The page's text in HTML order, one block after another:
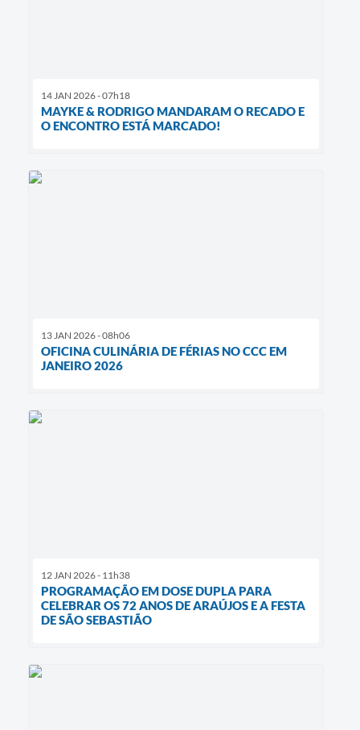
14 JAN 2026 - 07h18
MAYKE & RODRIGO MANDARAM O RECADO E
O ENCONTRO ESTÁ MARCADO!
13 JAN 2026 - 08h06
OFICINA CULINÁRIA DE FÉRIAS NO CCC EM
JANEIRO 2026
12 JAN 2026 - 11h38
PROGRAMAÇÃO EM DOSE DUPLA PARA
CELEBRAR OS 72 ANOS DE ARAÚJOS E A FESTA
DE SÃO SEBASTIÃO